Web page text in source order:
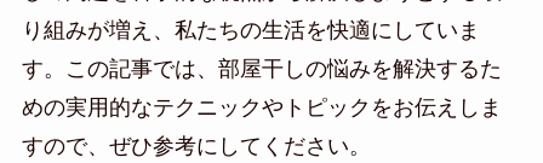
り組みが増え、私たちの生活を快適にしていま
す。この記事では、部屋干しの悩みを解決するた
めの実用的なテクニックやトピックをお伝えしま
すので、ぜひ参考にしてください。